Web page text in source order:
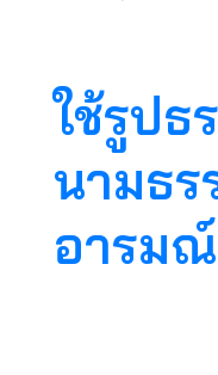
ใช้รูปธ
นามธร
อารม